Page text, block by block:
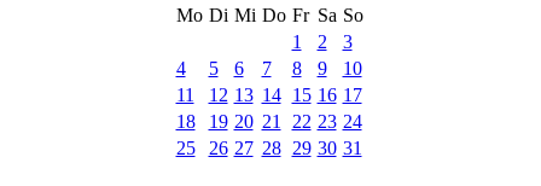
Mo Di Mi Do Fr Sa So
1
2
3
4
5 6 7 8 9
10
11
12 13 14 15 16 17
18
19 20 21 22 23 24
25
26 27 28 29 30 31